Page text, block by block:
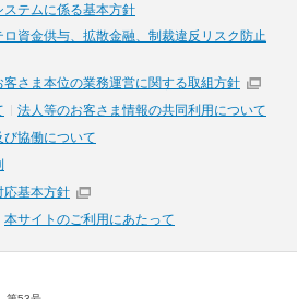
ステムに係る基本方針
資金供与、拡散金融、制裁違反リスク防止
客さま本位の業務運営に関する取組方針
法人等のお客さま情報の共同利用について
協働について
応基本方針
本サイトのご利用にあたって